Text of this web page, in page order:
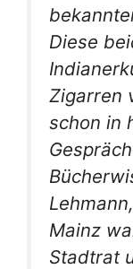
Diese
Zigarren
schon in
Mainz
Stadtrat